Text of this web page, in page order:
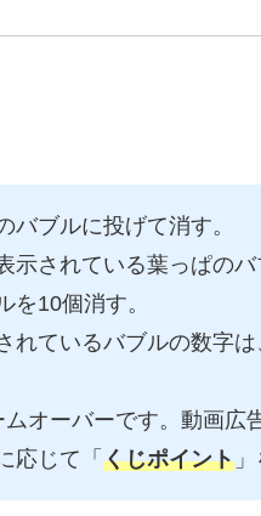
バブルに投げて消す。
示されている葉っぱのバ
10個消す。
れているバブルの数字
オーバーです。動画広
応じて「 くじポイント